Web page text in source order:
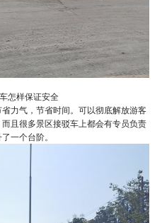
怎样保证安全
力气，节省时间。可以彻底解放游客
且很多景区接驳车上都会有专员负责
一个台阶。